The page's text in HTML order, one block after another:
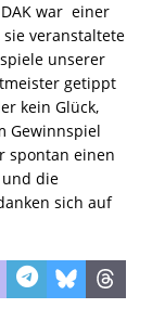
war einer
veranstaltete
unserer
getippt
kein Glück,
Gewinnspiel
spontan einen
und die
sich auf